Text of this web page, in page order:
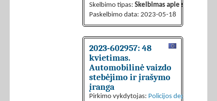
Skelbimo tipas: Skelbimas apie sutarties
Paskelbimo data: 2023-05-18
2023-602957: 48
kvietimas.
Automobilinė vaizdo
stebėjimo ir įrašymo
įranga
Pirkimo vykdytojas: Policijos